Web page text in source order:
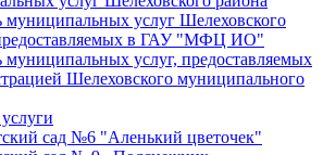
муниципальных услуг Шелеховского
в ГАУ "МФЦ ИО"
муниципальных услуг, предоставляемых
Шелеховского муниципального
сад №6 "Аленький цветочек"